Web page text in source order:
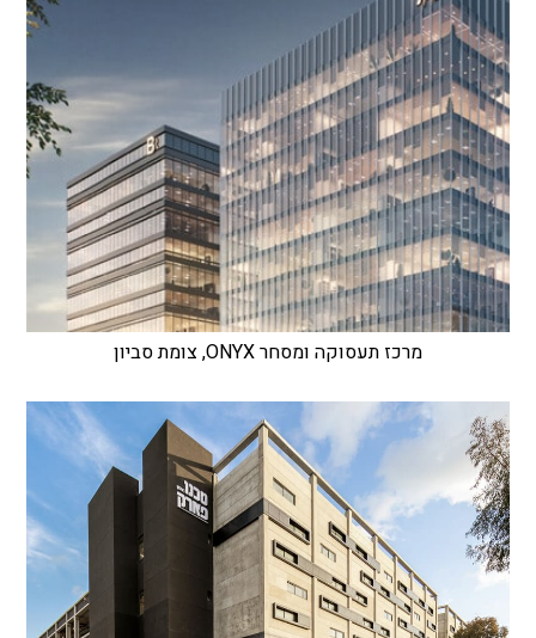
מרכז תעסוקה ומסחר ONYX, צומת סביון